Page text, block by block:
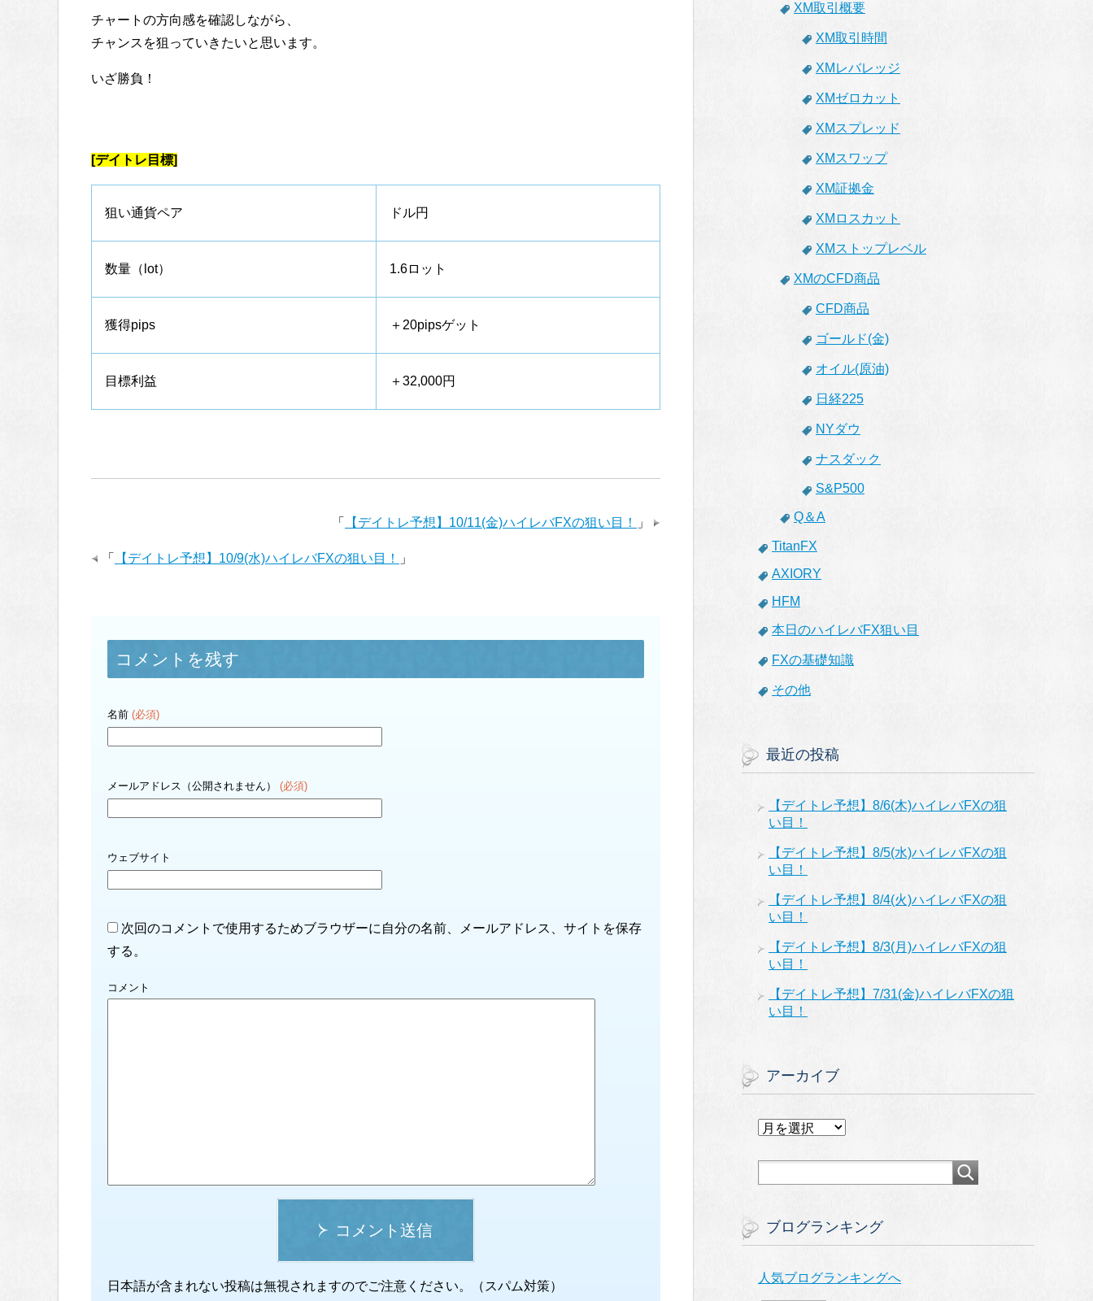
チャートの方向感を確認しながら、
チャンスを狙っていきたいと思います。
いざ勝負！
[デイトレ目標]
狙い通貨ペア ドル円
数量（lot） 1.6ロット
獲得pips ＋20pipsゲット
目標利益 ＋32,000円
「 【デイトレ予想】10/11(金)ハイレバFXの狙い目！ 」
「 【デイトレ予想】10/9(水)ハイレバFXの狙い目！ 」
コメントを残す
名前 (必須)
メールアドレス（公開されません） (必須)
ウェブサイト
次回のコメントで使用するためブラウザーに自分の名前、メールアドレス、サイトを保存
する。
コメント
コメント送信
日本語が含まれない投稿は無視されますのでご注意ください。（スパム対策）
XM取引概要
XM取引時間
XMレバレッジ
XMゼロカット
XMスプレッド
XMスワップ
XM証拠金
XMロスカット
XMストップレベル
XMのCFD商品
CFD商品
ゴールド(金)
オイル(原油)
日経225
NYダウ
ナスダック
S&P500
Q＆A
TitanFX
AXIORY
HFM
本日のハイレバFX狙い目
FXの基礎知識
その他
最近の投稿
【デイトレ予想】8/6(木)ハイレバFXの狙
い目！
【デイトレ予想】8/5(水)ハイレバFXの狙
い目！
【デイトレ予想】8/4(火)ハイレバFXの狙
い目！
【デイトレ予想】8/3(月)ハイレバFXの狙
い目！
【デイトレ予想】7/31(金)ハイレバFXの狙
い目！
アーカイブ
ア
カ
ブログランキング
人気ブログランキングへ